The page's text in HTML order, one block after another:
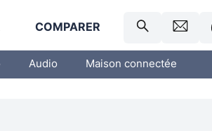
COMPARER
Audio Maison connectée